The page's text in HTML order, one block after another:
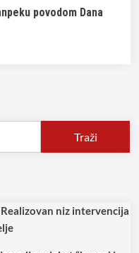
povodom Dana
Traži
niz intervencija